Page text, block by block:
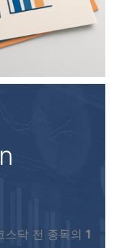
스닥 전 종목의 1